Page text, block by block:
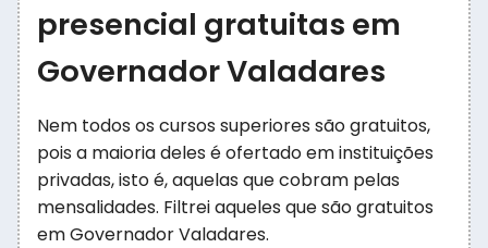
presencial gratuitas em
Governador Valadares
Nem todos os cursos superiores são gratuitos,
pois a maioria deles é ofertado em instituições
privadas, isto é, aquelas que cobram pelas
mensalidades. Filtrei aqueles que são gratuitos
em Governador Valadares.